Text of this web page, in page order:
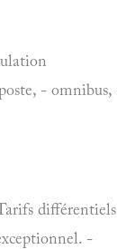
- omnibus,
-